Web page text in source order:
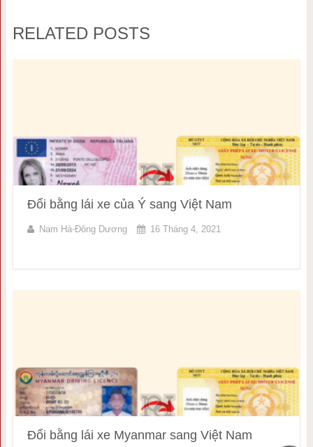
RELATED POSTS
Đổi bằng lái xe của Ý sang Việt Nam
Nam Hà-Đông Dương 16 Tháng 4, 2021
Đổi bằng lái xe Myanmar sang Việt Nam